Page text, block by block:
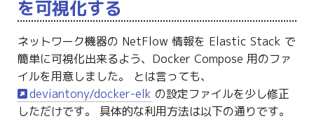
を可視化する
ネットワーク機器の NetFlow 情報を Elastic Stack で
簡単に可視化出来るよう、Docker Compose 用のファ
イルを用意しました。 とは言っても、
deviantony/docker-elk の設定ファイルを少し修正
しただけです。 具体的な利用方法は以下の通りです。